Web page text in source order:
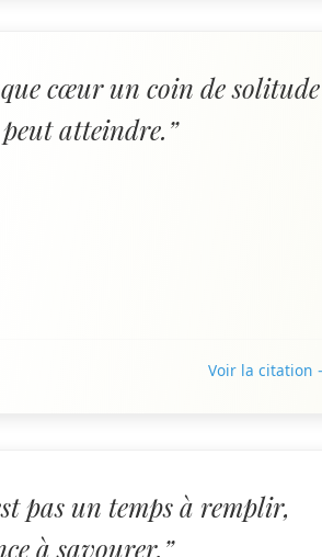
cœur un coin de solitude
atteindre.”
Voir la citation
pas un temps à remplir,
à savourer.”